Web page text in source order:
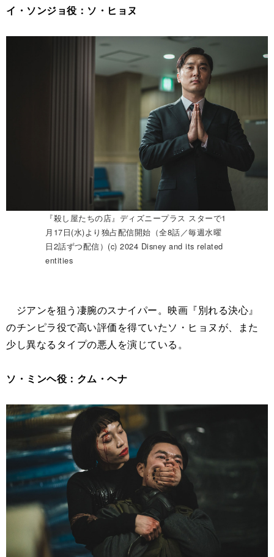
イ・ソンジョ役：ソ・ヒョヌ
『殺し屋たちの店』ディズニープラス スターで1
月17日(水)より独占配信開始（全8話／毎週水曜
日2話ずつ配信）(c) 2024 Disney and its related
entities
ジアンを狙う凄腕のスナイパー。映画『別れる決心』
のチンピラ役で高い評価を得ていたソ・ヒョヌが、また
少し異なるタイプの悪人を演じている。
ソ・ミンヘ役：クム・ヘナ